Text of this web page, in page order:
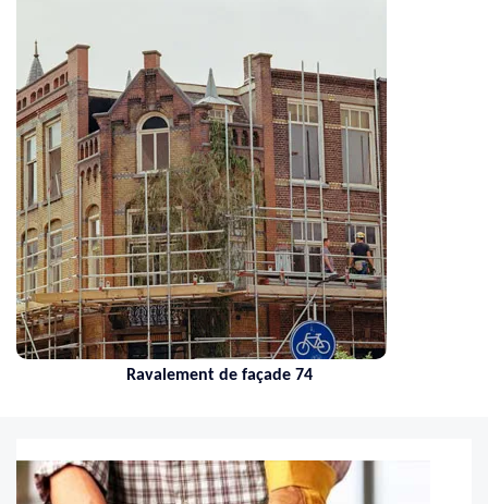
Ravalement de façade 74